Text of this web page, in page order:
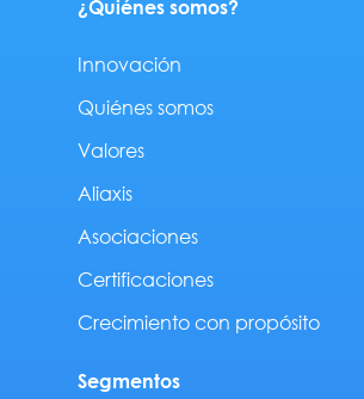
¿Quiénes somos?
Innovación
Quiénes somos
Valores
Aliaxis
Asociaciones
Certificaciones
Crecimiento con propósito
Segmentos